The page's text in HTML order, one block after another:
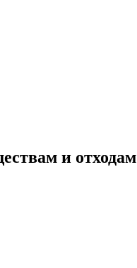
и отходам